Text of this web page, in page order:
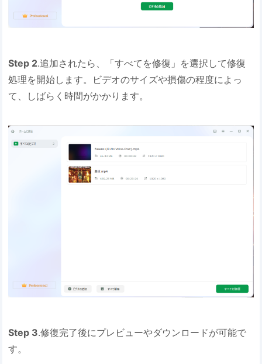
Step 2.追加されたら、「すべてを修復」を選択して修復
処理を開始します。ビデオのサイズや損傷の程度によっ
て、しばらく時間がかかります。
Step 3.修復完了後にプレビューやダウンロードが可能で
す。